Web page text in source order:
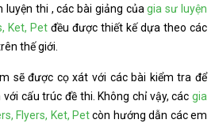
luyện thi , các bài giảng củagia sư luyện
Ket, Pet đều được thiết kế dựa theo các
thế giới.
sẽ được cọ xát với các bài kiểm tra để
cấu trúc đề thi. Không chỉ vậy, các gia
Flyers, Ket, Petcòn hướng dẫn các em